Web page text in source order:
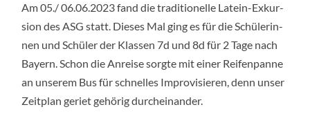
Am 05./ 06.06.2023 fand die tra­di­tio­nel­le Latein-Exkur­
si­on des ASG statt. Die­ses Mal ging es für die Schü­le­rin­
nen und Schü­ler der Klas­sen 7d und 8d für 2 Tage nach
Bay­ern. Schon die Anrei­se sorg­te mit einer Rei­fen­pan­ne
an unse­rem Bus für schnel­les Impro­vi­sie­ren, denn unser
Zeit­plan geriet gehö­rig durcheinander.